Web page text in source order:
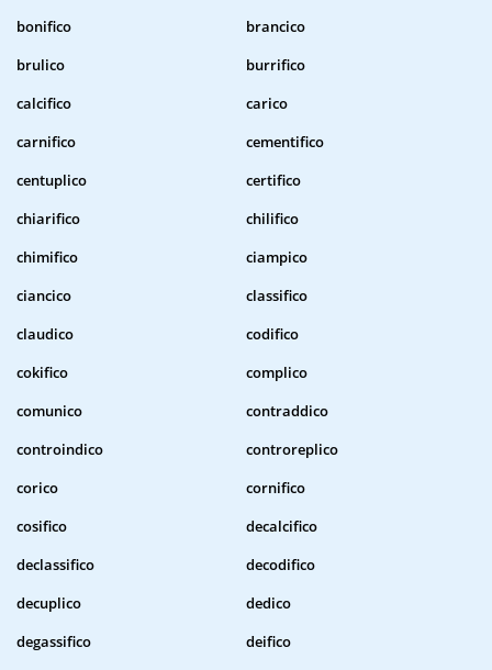
bonifico
brancico
brulico
burrifico
calcifico
carico
carnifico
cementifico
centuplico
certifico
chiarifico
chilifico
chimifico
ciampico
ciancico
classifico
claudico
codifico
cokifico
complico
comunico
contraddico
controindico
controreplico
corico
cornifico
cosifico
decalcifico
declassifico
decodifico
decuplico
dedico
degassifico
deifico